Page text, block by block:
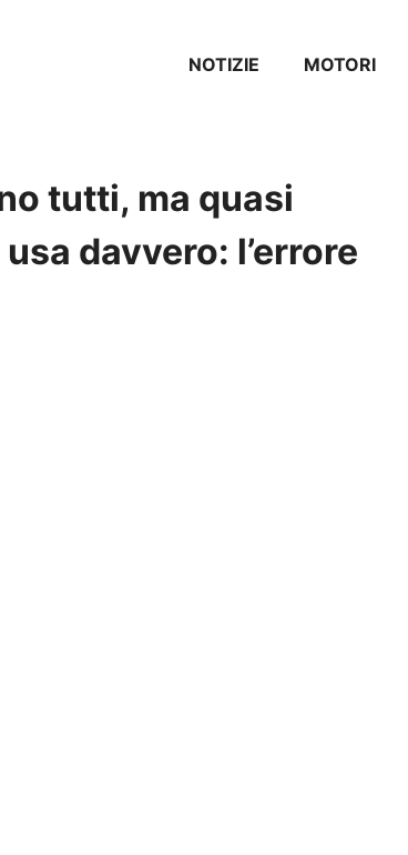
NOTIZIE MOTORI
tutti, ma quasi
davvero: l’errore